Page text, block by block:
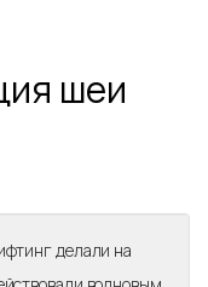
шеи
делали на